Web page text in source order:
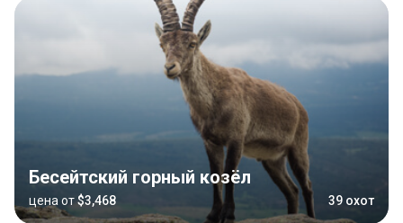
Бесейтский горный козёл
цена от$3,468 39 охот